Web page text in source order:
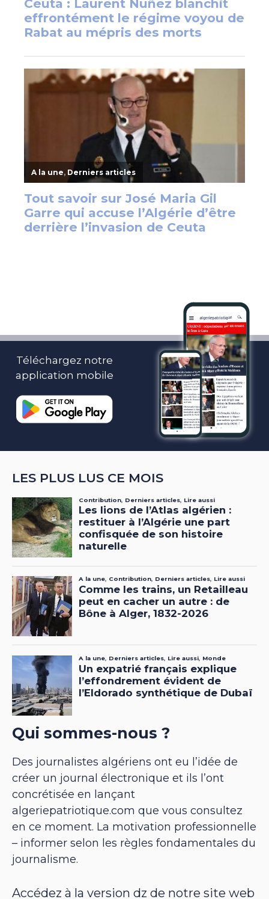
Téléchargez notre
application mobile
LES PLUS LUS CE MOIS
Qui sommes-nous ?
Des journalistes algériens ont eu l’idée de
créer un journal électronique et ils l’ont
concrétisée en lançant
algeriepatriotique.com que vous consultez
en ce moment. La motivation professionnelle
– informer selon les règles fondamentales du
journalisme.
Accédez à la version dz de notre site web